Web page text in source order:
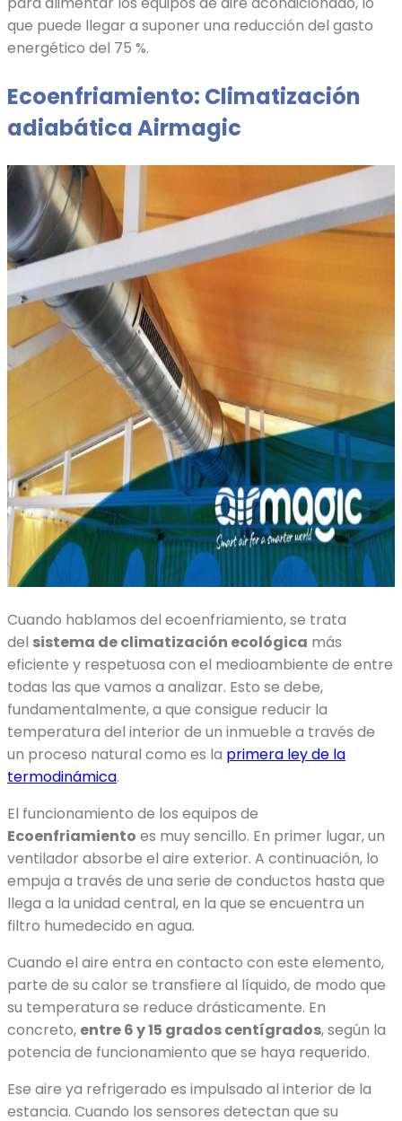
que puede llegar a suponer una reducción del gasto
energético del 75 %.
Ecoenfriamiento: Climatización
adiabática Airmagic
Cuando hablamos del ecoenfriamiento, se trata
del sistema de climatización ecológica más
eficiente y respetuosa con el medioambiente de entre
todas las que vamos a analizar. Esto se debe,
fundamentalmente, a que consigue reducir la
temperatura del interior de un inmueble a través de
un proceso natural como es la primera ley de la
termodinámica.
El funcionamiento de los equipos de
Ecoenfriamiento es muy sencillo. En primer lugar, un
ventilador absorbe el aire exterior. A continuación, lo
empuja a través de una serie de conductos hasta que
llega a la unidad central, en la que se encuentra un
filtro humedecido en agua.
Cuando el aire entra en contacto con este elemento,
parte de su calor se transfiere al líquido, de modo que
su temperatura se reduce drásticamente. En
concreto, entre 6 y 15 grados centígrados, según la
potencia de funcionamiento que se haya requerido.
Ese aire ya refrigerado es impulsado al interior de la
estancia. Cuando los sensores detectan que su